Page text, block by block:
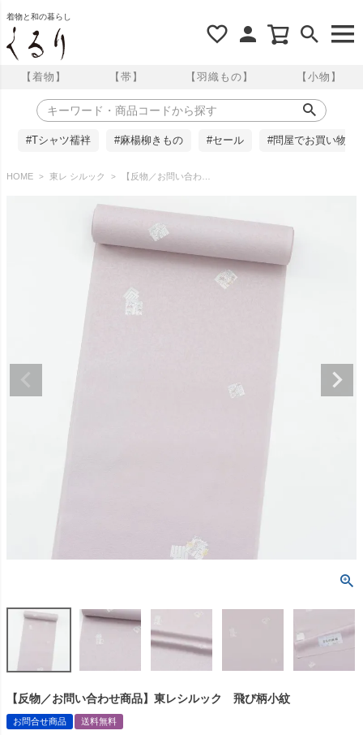
着物と和の暮らし
【着物】 【帯】 【羽織もの】 【小物】
#Tシャツ襦袢 #麻楊柳きもの #セール #問屋でお買い物
HOME 東レ シルック 【反物／お問い合わせ商品】東レシルック 飛び柄小紋
【反物／お問い合わせ商品】東レシルック 飛び柄小紋
お問合せ商品 送料無料